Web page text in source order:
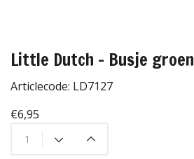
Little Dutch - Busje groen
Articlecode: LD7127
€6,95